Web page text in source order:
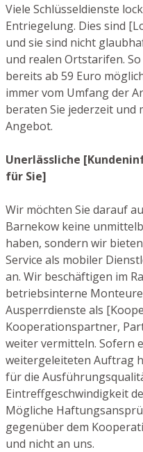
Viele Schlüsseldienste
Entriegelung. Dies sind
und sie sind nicht
und realen Ortstarifen.
bereits ab 59 Euro
immer vom Umfang der
beraten Sie jederzeit und
Angebot.
Unerlässliche
für Sie]
Wir möchten Sie darauf
Barnekow keine
haben, sondern wir
Service als mobiler
an. Wir beschäftigen im
betriebsinterne
Ausperrdienste als
Kooperationspartner,
weiter vermitteln. Sofern
weitergeleiteten Auftrag
für die
Eintreffgeschwindigkeit
Mögliche
gegenüber dem
und nicht an uns.